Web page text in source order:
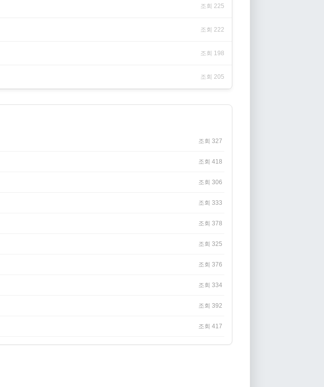
조회 225
조회 222
조회 198
조회 205
조회 327
조회 418
조회 306
조회 333
조회 378
조회 325
조회 376
조회 334
조회 392
조회 417